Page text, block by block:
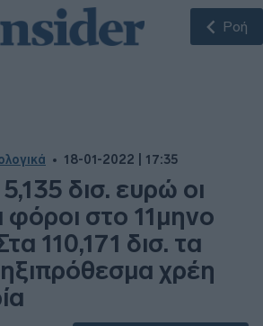
Ροή
18-01-2022 | 17:35
δισ. ευρώ οι
στο 11μηνο
110,171 δισ. τα
χρέη